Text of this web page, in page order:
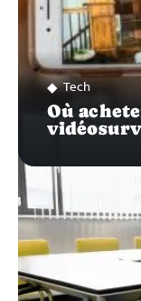
Tech
Où